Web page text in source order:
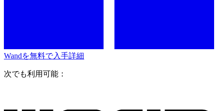
Wandを無料で入手詳細
次でも利用可能：